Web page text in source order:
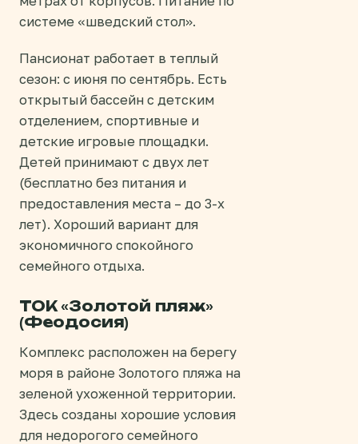
системе «шведский стол».
Пансионат работает в теплый
сезон: с июня по сентябрь. Есть
открытый бассейн с детским
отделением, спортивные и
детские игровые площадки.
Детей принимают с двух лет
(бесплатно без питания и
предоставления места – до 3-х
лет). Хороший вариант для
экономичного спокойного
семейного отдыха.
ТОК «Золотой пляж»
(Феодосия)
Комплекс расположен на берегу
моря в районе Золотого пляжа на
зеленой ухоженной территории.
Здесь созданы хорошие условия
для недорогого семейного